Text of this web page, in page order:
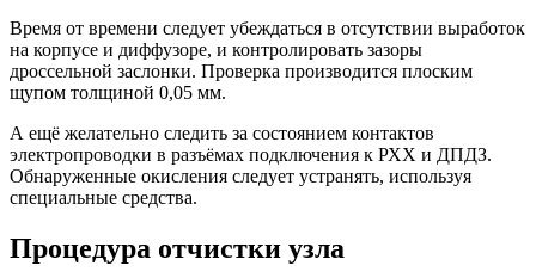
Время от времени следует убеждаться в отсутствии выработок
на корпусе и диффузоре, и контролировать зазоры
дроссельной заслонки. Проверка производится плоским
щупом толщиной 0,05 мм.
А ещё желательно следить за состоянием контактов
электропроводки в разъёмах подключения к РХХ и ДПДЗ.
Обнаруженные окисления следует устранять, используя
специальные средства.
Процедура отчистки узла